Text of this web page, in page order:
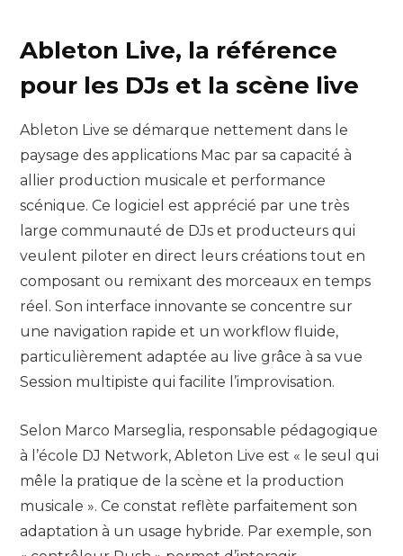
Ableton Live, la référence
pour les DJs et la scène live
Ableton Live se démarque nettement dans le
paysage des applications Mac par sa capacité à
allier production musicale et performance
scénique. Ce logiciel est apprécié par une très
large communauté de DJs et producteurs qui
veulent piloter en direct leurs créations tout en
composant ou remixant des morceaux en temps
réel. Son interface innovante se concentre sur
une navigation rapide et un workflow fluide,
particulièrement adaptée au live grâce à sa vue
Session multipiste qui facilite l’improvisation.
Selon Marco Marseglia, responsable pédagogique
à l’école DJ Network, Ableton Live est « le seul qui
mêle la pratique de la scène et la production
musicale ». Ce constat reflète parfaitement son
adaptation à un usage hybride. Par exemple, son